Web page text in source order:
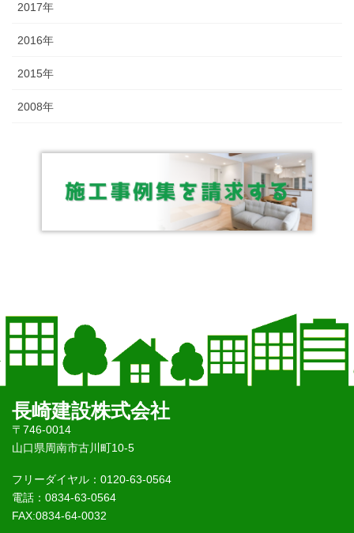
2017年
2016年
2015年
2008年
長崎建設株式会社
〒746-0014
山口県周南市古川町10-5
フリーダイヤル：0120-63-0564
電話：0834-63-0564
FAX:0834-64-0032